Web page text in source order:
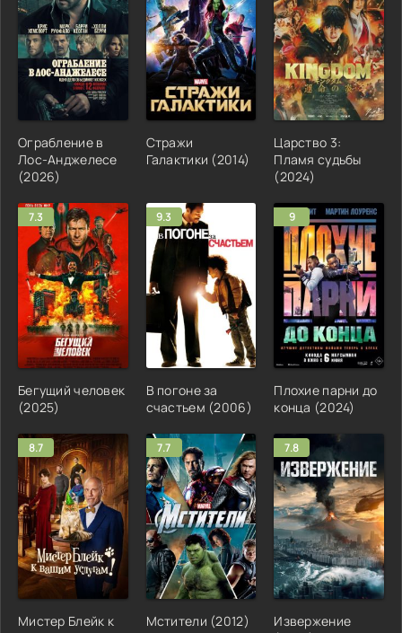
Ограбление в
Лос-Анджелесе
(2026)
Стражи
Галактики (2014)
Царство 3:
Пламя судьбы
(2024)
7.3
Бегущий человек
(2025)
9.3
В погоне за
счастьем (2006)
9
Плохие парни до
конца (2024)
8.7
Мистер Блейк к
7.7
Мстители (2012)
7.8
Извержение